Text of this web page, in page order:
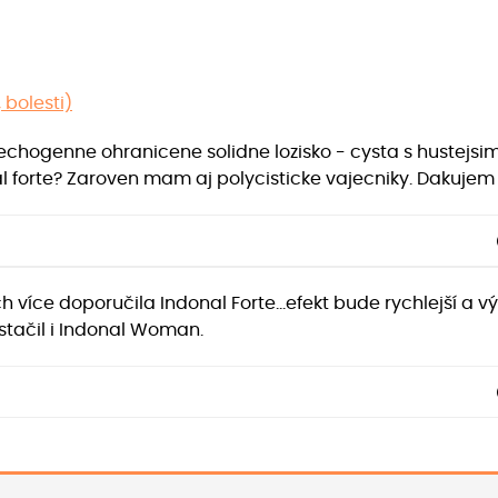
bolesti)
ohranicene solidne lozisko - cysta s
Zaroven mam aj polycisticke vajecniky. Dakujem
více doporučila Indonal Forte...efekt bude rychlejší a
i Indonal Woman.